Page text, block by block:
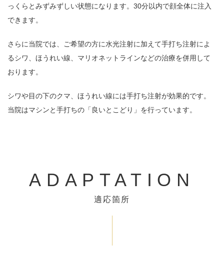
っくらとみずみずしい状態になります。30分以内で顔全体に注入
できます。
さらに当院では、ご希望の方に水光注射に加えて手打ち注射によ
るシワ、ほうれい線、マリオネットラインなどの治療を併用して
おります。
シワや目の下のクマ、ほうれい線には手打ち注射が効果的です。
当院はマシンと手打ちの「良いとこどり」を行っています。
ADAPTATION
適応箇所